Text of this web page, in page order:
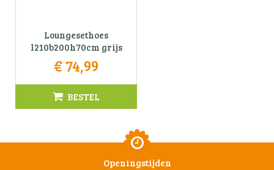
Loungesethoes
l210b200h70cm grijs
€ 74,99
BESTEL
Openingstijden